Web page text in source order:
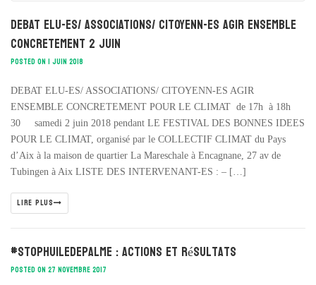
DEBAT ELU-ES/ ASSOCIATIONS/ CITOYENN-ES AGIR ENSEMBLE
CONCRETEMENT 2 juin
POSTED ON 1 JUIN 2018
DEBAT ELU-ES/ ASSOCIATIONS/ CITOYENN-ES AGIR
ENSEMBLE CONCRETEMENT POUR LE CLIMAT de 17h à 18h
30 samedi 2 juin 2018 pendant LE FESTIVAL DES BONNES IDEES
POUR LE CLIMAT, organisé par le COLLECTIF CLIMAT du Pays
d’Aix à la maison de quartier La Mareschale à Encagnane, 27 av de
Tubingen à Aix LISTE DES INTERVENANT-ES : – […]
LIRE PLUS
#stophuiledepalme : actions et résultats
POSTED ON 27 NOVEMBRE 2017